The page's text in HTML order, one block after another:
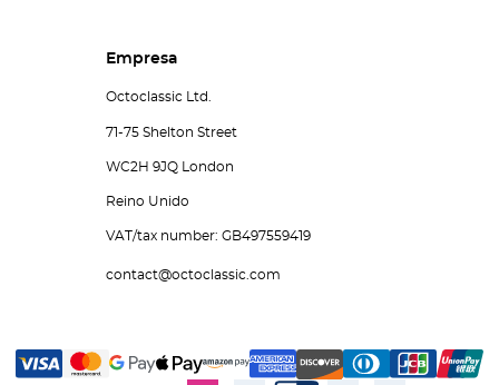
Empresa
Octoclassic Ltd.
71-75 Shelton Street
WC2H 9JQ London
Reino Unido
VAT/tax number: GB497559419
contact@octoclassic.com